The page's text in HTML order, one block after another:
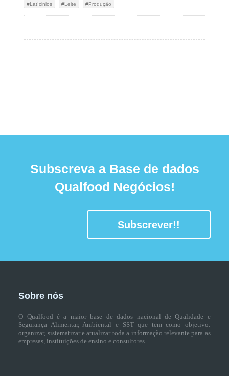
Latícinios Leite Produção
Subscreva a Base de dados
Qualfood Negócios!
Subscrever!!
Sobre nós
O Qualfood é a maior base de dados nacional de Qualidade e
Segurança Alimentar, Ambiental e SST que tem como objetivo:
organizar, sistematizar e atualizar toda a informação relevante para as
empresas, instituições de ensino e consultores.